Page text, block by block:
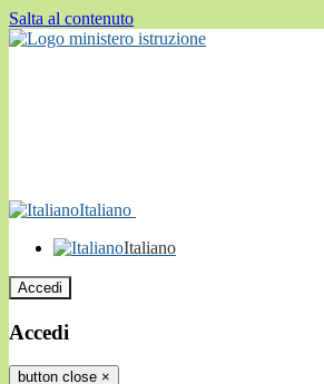
Salta al contenuto
Italiano
Italiano
Accedi
Accedi
button close ×